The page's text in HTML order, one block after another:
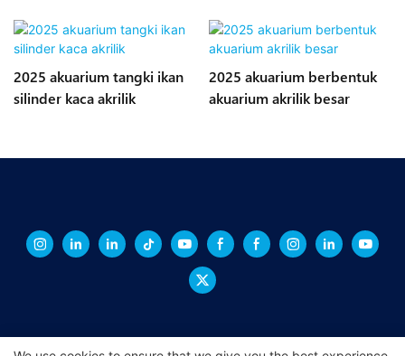
2025 akuarium tangki ikan
silinder kaca akrilik
2025 akuarium berbentuk
akuarium akrilik besar